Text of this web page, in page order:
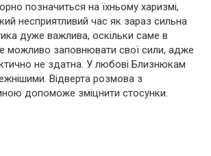
позначиться на їхньому харизмі,
несприятливий час як зараз сильна
дуже важлива, оскільки саме в
можливо заповнювати свої сили, адже
не здатна. У любові Близнюкам
Відверта розмова з
допоможе зміцнити стосунки.